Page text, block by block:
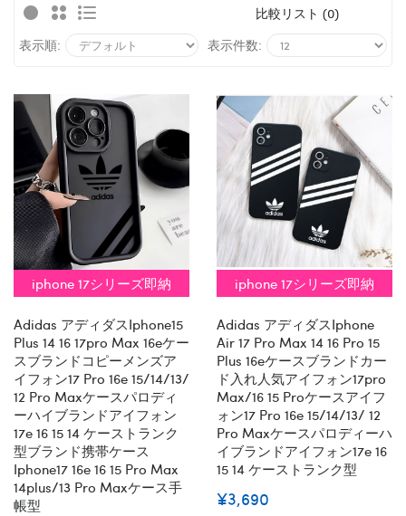
比較リスト (0)
表示順:
表示件数:
iphone 17シリーズ即納
Adidas アディダスiphone15
Plus 14 16 17pro Max 16eケー
スブランドコピーメンズア
イフォン17 Pro 16e 15/14/13/
12 Pro Maxケースパロディ
ーハイブランドアイフォン
17e 16 15 14 ケーストランク
型ブランド携帯ケース
Iphone17 16e 16 15 Pro Max
14plus/13 Pro Maxケース手
帳型
iphone 17シリーズ即納
Adidas アディダスiphone
Air 17 Pro Max 14 16 Pro 15
Plus 16eケースブランドカー
ド入れ人気アイフォン17pro
Max/16 15 Proケースアイフ
ォン17 Pro 16e 15/14/13/ 12
Pro Maxケースパロディーハ
イブランドアイフォン17e 16
15 14 ケーストランク型
¥3,690